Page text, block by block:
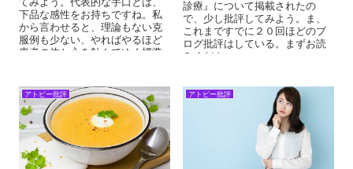
下品な感性をお持ちですね。私
から言わせると、理論もない克
服例も少ない、やればやるほど
患者の体と心を蝕んでゆく標準
ど・・・・
診療』について掲載されたの
で、少し批評してみよう。ま、
これまですでに２０回ほどのブ
ログ批評はしている。まずお読
みください。
アトピー批評 アトピー批評